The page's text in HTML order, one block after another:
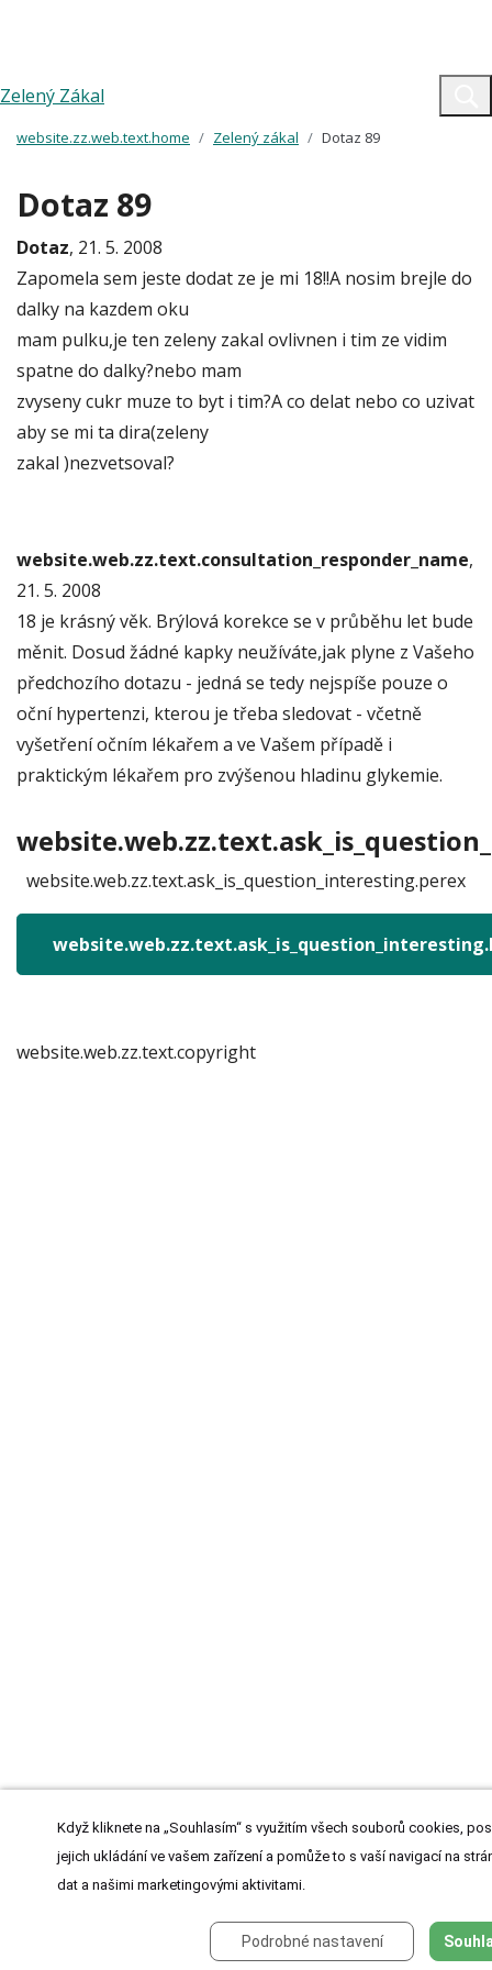
Zelený Zákal
website.zz.web.text.home Zelený zákal Dotaz 89
Dotaz 89
Dotaz, 21. 5. 2008
Zapomela sem jeste dodat ze je mi 18!!A nosim brejle do
dalky na kazdem oku
mam pulku,je ten zeleny zakal ovlivnen i tim ze vidim
spatne do dalky?nebo mam
zvyseny cukr muze to byt i tim?A co delat nebo co uzivat
aby se mi ta dira(zeleny
zakal )nezvetsoval?
website.web.zz.text.consultation_responder_name,
21. 5. 2008
18 je krásný věk. Brýlová korekce se v průběhu let bude
měnit. Dosud žádné kapky neužíváte,jak plyne z Vašeho
předchozího dotazu - jedná se tedy nejspíše pouze o
oční hypertenzi, kterou je třeba sledovat - včetně
vyšetření očním lékařem a ve Vašem případě i
praktickým lékařem pro zvýšenou hladinu glykemie.
website.web.zz.text.ask_is_question_interesting.perex
website.web.zz.text.copyright
Když kliknete na „Souhlasím“ s využitím všech souborů cookies,
jejich ukládání ve vašem zařízení a pomůže to s vaší navigací na
dat a našimi marketingovými aktivitami.
Podrobné nastavení